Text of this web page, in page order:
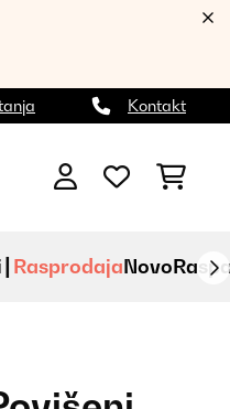
Kontakt
RasprodajaNovo